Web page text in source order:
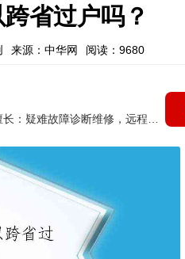
省过户吗？
来源：中华网 阅读：9680